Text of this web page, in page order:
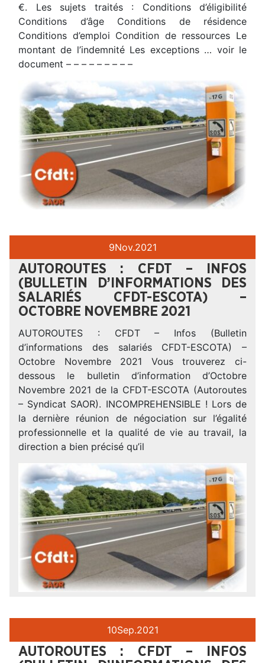
€. Les sujets traités : Conditions d’éligibilité
Conditions d’âge Conditions de résidence
Conditions d’emploi Condition de ressources Le
montant de l’indemnité Les exceptions … voir le
document – – – – – – – – –
9Nov.2021
AUTOROUTES : CFDT – INFOS
(BULLETIN D’INFORMATIONS DES
SALARIÉS CFDT-ESCOTA) –
OCTOBRE NOVEMBRE 2021
AUTOROUTES : CFDT – Infos (Bulletin
d’informations des salariés CFDT-ESCOTA) –
Octobre Novembre 2021 Vous trouverez ci-
dessous le bulletin d’information d’Octobre
Novembre 2021 de la CFDT-ESCOTA (Autoroutes
– Syndicat SAOR). INCOMPREHENSIBLE ! Lors de
la dernière réunion de négociation sur l’égalité
professionnelle et la qualité de vie au travail, la
direction a bien précisé qu’il
10Sep.2021
AUTOROUTES : CFDT – INFOS